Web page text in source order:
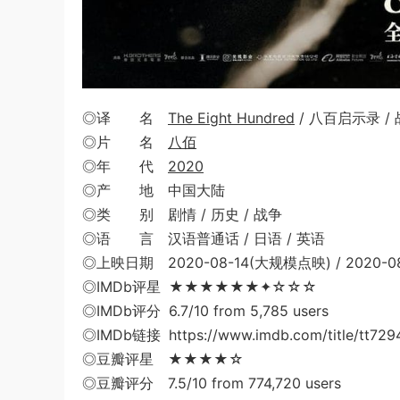
◎译 名 The Eight Hundred / 八百启示录 /
◎片 名 八佰
◎年 代 2020
◎产 地 中国大陆
◎类 别 剧情 / 历史 / 战争
◎语 言 汉语普通话 / 日语 / 英语
◎上映日期 2020-08-14(大规模点映) / 2020-
◎IMDb评星 ★★★★★★✦☆☆☆
◎IMDb评分 6.7/10 from 5,785 users
◎IMDb链接 https://www.imdb.com/title/
◎豆瓣评星 ★★★★☆
◎豆瓣评分 7.5/10 from 774,720 users